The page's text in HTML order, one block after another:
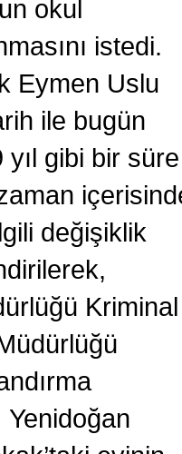
okul
istedi.
Eymen Uslu
ile bugün
yıl gibi bir süre
değişiklik
Kriminal
Yenidoğan